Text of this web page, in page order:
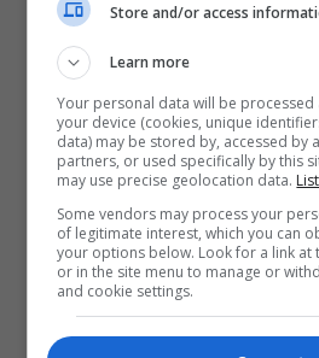
Kb Bashkimi
Store and/or access
Learn more
Your personal data will be
your device (cookies, unique
data) may be stored by, accessed by
partners, or used specifically by this
may use precise geolocation data.
Some vendors may process your
of legitimate interest, which you can
your options below. Look for a link
or in the site menu to manage or
and cookie settings.